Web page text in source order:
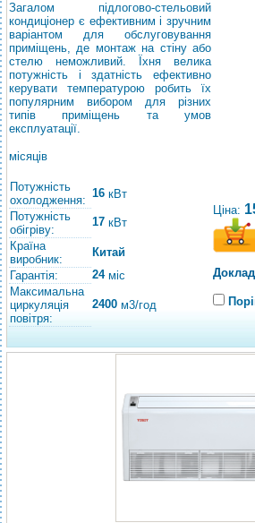
Загалом підлогово-стельовий
кондиціонер є ефективним і зручним
варіантом для обслуговування
приміщень, де монтаж на стіну або
стелю неможливий. Їхня велика
потужність і здатність ефективно
керувати температурою робить їх
популярним вибором для різних
типів приміщень та умов
експлуатації.
місяців
Потужність
охолодження:
16 кВт
Потужність
обігріву:
17 кВт
Країна
виробник:
Китай
Гарантія:
24міс
Максимальна
циркуляція
повітря:
2400 м3/год
Ціна: